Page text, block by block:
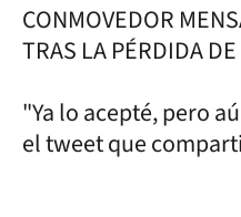
CONMOVEDOR
TRAS LA PÉRDIDA
"Ya lo acepté, pero
el tweet que